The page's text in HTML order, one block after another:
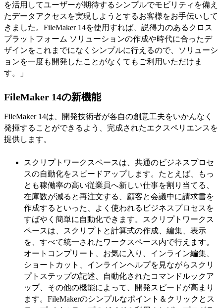
を活用してユーザーが期待するシンプルでモビリティを備え
たデータアクセスを実現しようとするお客様をお手伝いして
きました。FileMaker 14を使用すれば、説得力のあるクロス
プラットフォーム ソリューションの作成や時代に合ったデ
ザインをこれまでになくシンプルに行えるので、ソリューシ
ョンを一度も開発したことがなくてもご利用いただけま
す。」
FileMaker 14の新機能
FileMaker 14は、開発技術者が各自の創意工夫をいかんなく
発揮することができるよう、完成されたエクスペリエンスを
提供します。
スクリプトワークスペースは、共通のビジネスプロセ
スの自動化をスピードアップします。たとえば、もっ
とも稼働率の高い従業員へ新しい仕事を割り当てる、
在庫数が減ると再注文する、顧客と会議中に請求書を
作成するといった、よく使われるビジネスプロセスを
すばやく簡単に自動化できます。スクリプトワークス
ペースは、スクリプトと計算式の作成、編集、表示
を、すべて統一されたワークスペース内で行えます。
オートコンプリート、お気に入り、インライン編集、
ショートカット、インラインヘルプを見ながらスクリ
プトステップの記述、自動化されたコマンドルックア
ップ、その他の機能によって、開発スピードが高まり
ます。FileMakerのシンプルなポイント＆クリックとス